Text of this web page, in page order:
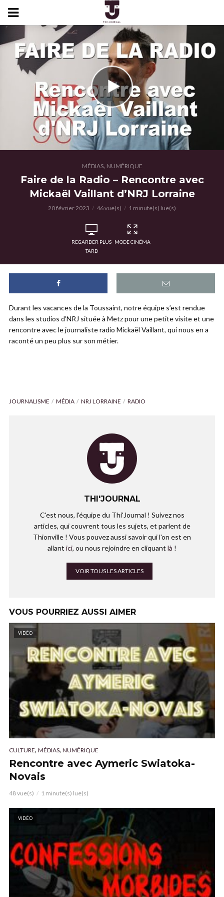
MÉDIAS, NUMÉRIQUE
Faire de la Radio – Rencontre avec
Mickaël Vaillant d’NRJ Lorraine
20 février 2023 46 vue(s) 1 minute(s) lue(s)
REGARDER PLUS
TARD
MODE CINÉMA
Durant les vacances de la Toussaint, notre équipe s’est rendue
dans les studios d’NRJ située à Metz pour une petite visite et une
rencontre avec le journaliste radio Mickaël Vaillant, qui nous en a
raconté un peu plus sur son métier.
JOURNALISME MÉDIA NRJ LORRAINE RADIO
THI'JOURNAL
C'est nous, l'équipe du Thi'Journal ! Suivez nos
articles, qui couvrent tous les sujets, et parlent de
Thionville ! Vous pouvez aussi savoir qui l'on est en
allant ici, ou nous rejoindre en cliquant là !
VOIR TOUS LES ARTICLES
VOUS POURRIEZ AUSSI AIMER
VIDÉO
CULTURE, MÉDIAS, NUMÉRIQUE
Rencontre avec Aymeric Swiatoka-
Novais
48 vue(s) 1 minute(s) lue(s)
VIDÉO